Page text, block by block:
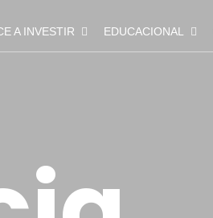
A INVESTIR EDUCACIONAL